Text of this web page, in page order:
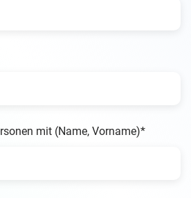
mit (Name, Vorname)*